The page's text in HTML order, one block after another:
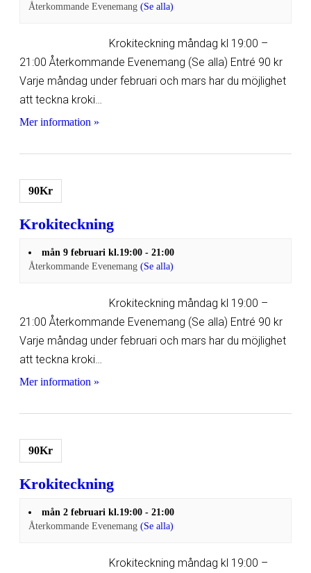
Återkommande Evenemang (Se alla)
Krokiteckning måndag kl 19:00 –
21:00 Återkommande Evenemang (Se alla) Entré 90 kr
Varje måndag under februari och mars har du möjlighet
att teckna kroki…
Mer information »
90Kr
Krokiteckning
mån 9 februari kl.19:00 - 21:00
Återkommande Evenemang (Se alla)
Krokiteckning måndag kl 19:00 –
21:00 Återkommande Evenemang (Se alla) Entré 90 kr
Varje måndag under februari och mars har du möjlighet
att teckna kroki…
Mer information »
90Kr
Krokiteckning
mån 2 februari kl.19:00 - 21:00
Återkommande Evenemang (Se alla)
Krokiteckning måndag kl 19:00 –